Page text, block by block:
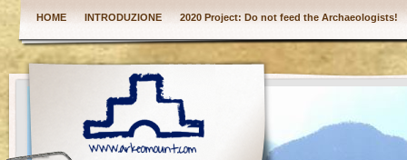
HOME INTRODUZIONE 2020 Project: Do not feed the Archaeologists!